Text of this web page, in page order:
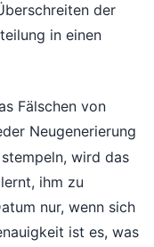
der
in einen
Fälschen von
Neugenerierung
wird das
ihm zu
nur, wenn sich
ist es, was